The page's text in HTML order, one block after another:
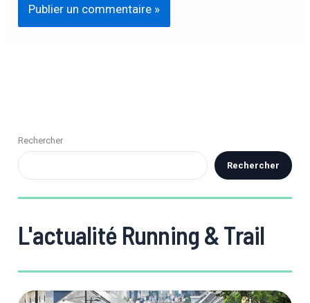
Rechercher
Rechercher
L'actualité Running & Trail